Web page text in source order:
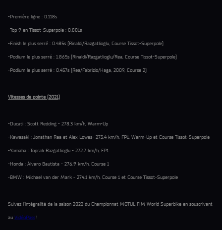
-Première ligne : 0.118s
-Top 9 en Tissot-Superpole : 0.801s
-Finish le plus serré : 0.485s (Rinaldi/Razgatlioglu, Course Tissot-Superpole)
-Podium le plus serré : 1.865s (Rinaldi/Razgatlioglu/Rea, Course Tissot-Superpole)
-Podium le plus serré : 0.457s (Rea/Fabrizio/Haga, 2009, Course 2)
Vitesses de pointe (2021)
-Ducati : Scott Redding - 278.3 km/h, Warm-Up
-Kawasaki : Jonathan Rea et Alex Lowes- 273.4 km/h, FP1, Warm-Up et Course Tissot-Superpole
-Yamaha : Toprak Razgatlioglu - 272.7 km/h, FP1
-Honda : Álvaro Bautista - 276.9 km/h, Course 1
-BMW : Michael van der Mark - 274.1 km/h, Course 1 et Course Tissot-Superpole
Suivez l’intégralité de la saison 2022 du Championnat MOTUL FIM World Superbike en souscrivant
au VidéoPass !